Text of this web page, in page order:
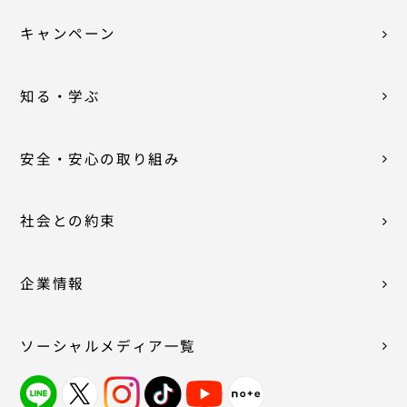
キャンペーン
知る・学ぶ
安全・安心の取り組み
社会との約束
企業情報
ソーシャルメディア一覧